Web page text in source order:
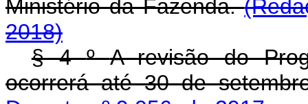
Ministério da Fazenda.
2018)
§ 4ºA revisão do
ocorrerá até 30 de